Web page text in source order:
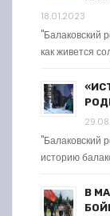
18.01.2023
"Балаковский
как живется
"Балаковский
историю
В